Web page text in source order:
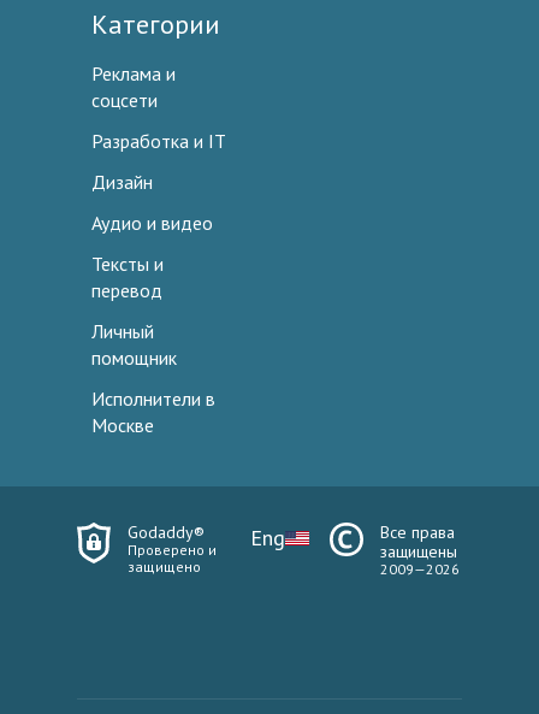
Категории
Реклама и
соцсети
Разработка и IT
Дизайн
Аудио и видео
Тексты и
перевод
Личный
помощник
Исполнители в
Москве
Godaddy®
Проверено и
защищено
Eng
Все права
защищены
2009—2026